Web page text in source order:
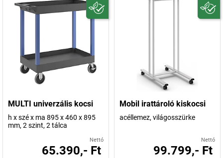
MULTI univerzális kocsi
h x szé x ma 895 x 460 x 895
mm, 2 szint, 2 tálca
Nettó
65.390,- Ft
Mobil irattároló kiskocsi
acéllemez, világosszürke
Nettó
99.799,- Ft